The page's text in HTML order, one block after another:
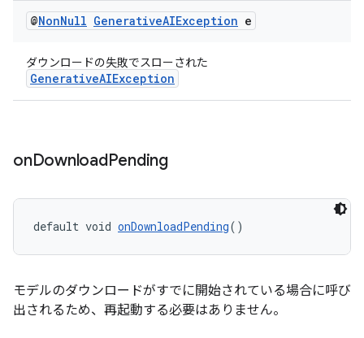
@NonNull GenerativeAIException e
ダウンロードの失敗でスローされた
GenerativeAIException
onDownloadPending
default void onDownloadPending()
モデルのダウンロードがすでに開始されている場合に呼び
出されるため、再起動する必要はありません。